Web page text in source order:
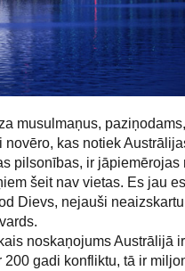
musulmaņus,
kas notiek
pilsonības, ir jāpiemērojas
šeit nav vietas. Es jau
Dievs, nejauši
noskaņojums Austrālijā ir
gadi konfliktu, tā ir